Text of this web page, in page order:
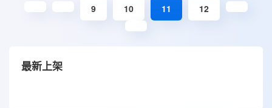
9 10 11 12
最新上架